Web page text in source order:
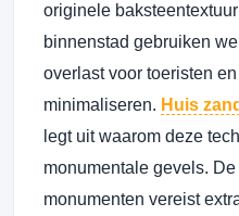
originele
binnenstad gebruiken
overlast voor toeristen
minimaliseren. Huis
legt uit waarom deze
monumentale gevels.
monumenten vereist